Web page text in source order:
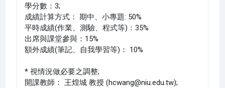
學分數：3;
成績計算方式： 期中、小專題: 50%
平時成績(作業、測驗、程式等)：35%
出席與課堂參與：15%
額外成績(筆記、自我學習等)： 10%
* 視情況做必要之調整;
開課教師： 王煌城 教授 (hcwang@niu.edu.tw);